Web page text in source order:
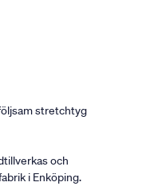
stretchtyg
och
i Enköping.